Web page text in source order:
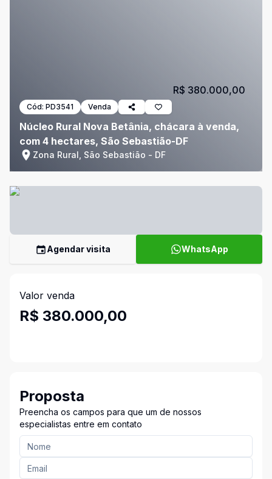
Cód: PD3541 Venda
Núcleo Rural Nova Betânia, chácara à venda,
com 4 hectares, São Sebastião-DF
Zona Rural, São Sebastião - DF
R$ 380.000,00
Agendar visita WhatsApp
Valor venda
R$ 380.000,00
Proposta
Preencha os campos para que um de nossos
especialistas entre em contato